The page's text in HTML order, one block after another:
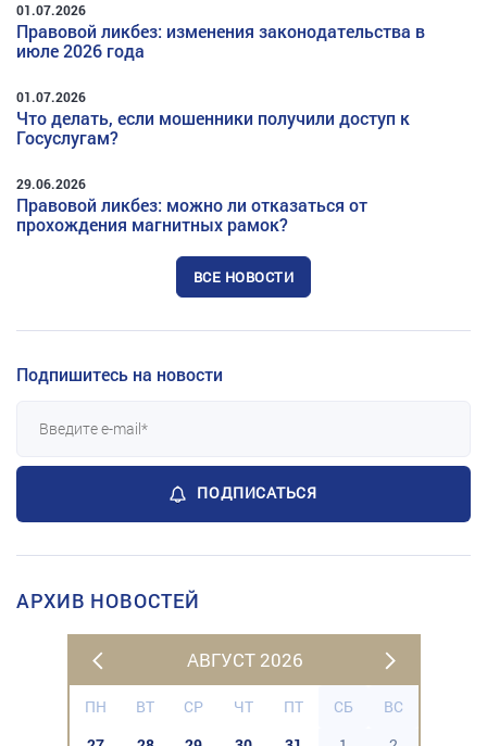
01.07.2026
Правовой ликбез: изменения законодательства в
июле 2026 года
01.07.2026
Что делать, если мошенники получили доступ к
Госуслугам?
29.06.2026
Правовой ликбез: можно ли отказаться от
прохождения магнитных рамок?
ВСЕ НОВОСТИ
Подпишитесь на новости
ПОДПИСАТЬСЯ
АРХИВ НОВОСТЕЙ
АВГУСТ 2026
ПН ВТ СР ЧТ ПТ СБ
ВС